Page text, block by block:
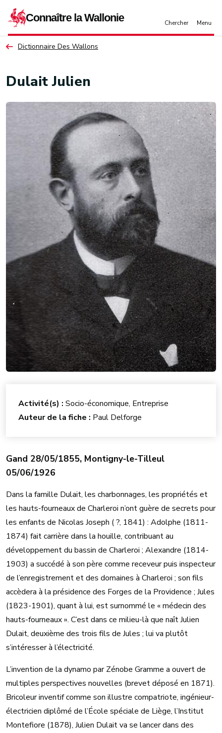
Dictionnaire Des Wallons
Dulait Julien
Gand 28/05/1855, Montigny-le-Tilleul
05/06/1926
Dans la famille Dulait, les charbonnages, les propriétés et
les hauts-fourneaux de Charleroi n’ont guère de secrets pour
les enfants de Nicolas Joseph ( ?, 1841) : Adolphe (1811-
1874) fait carrière dans la houille, contribuant au
développement du bassin de Charleroi ; Alexandre (1814-
1903) a succédé à son père comme receveur puis inspecteur
de l’enregistrement et des domaines à Charleroi ; son fils
accèdera à la présidence des Forges de la Providence ; Jules
(1823-1901), quant à lui, est surnommé le « médecin des
hauts-fourneaux ». C’est dans ce milieu-là que naît Julien
Dulait, deuxième des trois fils de Jules ; lui va plutôt
s’intéresser à l’électricité.
L’invention de la dynamo par Zénobe Gramme a ouvert de
multiples perspectives nouvelles (brevet déposé en 1871).
Bricoleur inventif comme son illustre compatriote, ingénieur-
électricien diplômé de l’École spéciale de Liège, l’Institut
Montefiore (1878), Julien Dulait va se lancer dans des
Activité(s) : Socio-économique, Entreprise
Auteur de la fiche : Paul Delforge